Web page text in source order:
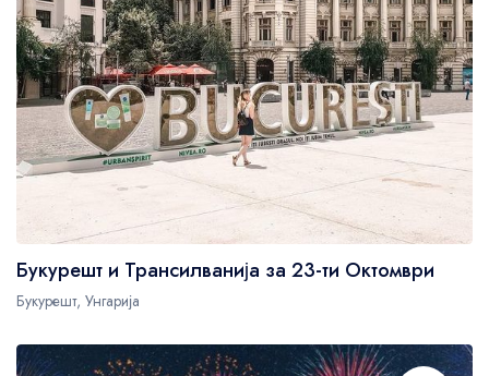
Букурешт и Трансилванија за 23-ти Октомври
Букурешт, Унгарија